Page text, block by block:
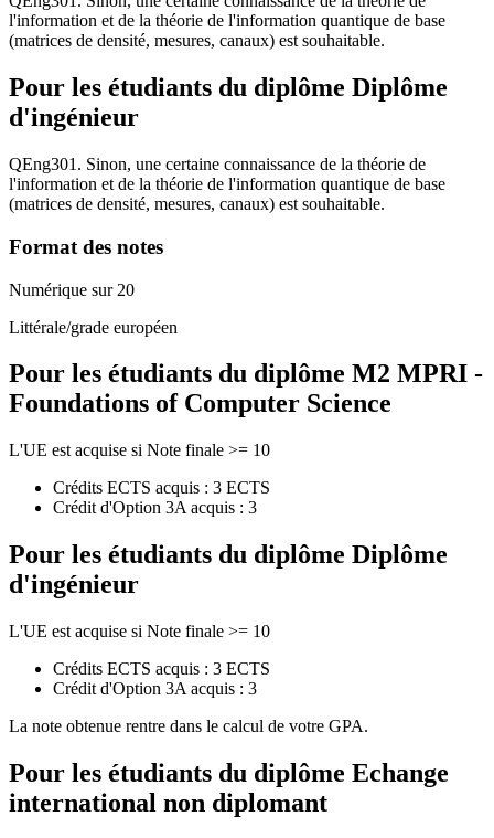
l'information et de la théorie de l'information quantique de base
(matrices de densité, mesures, canaux) est souhaitable.
Pour les étudiants du diplôme Diplôme
d'ingénieur
QEng301. Sinon, une certaine connaissance de la théorie de
l'information et de la théorie de l'information quantique de base
(matrices de densité, mesures, canaux) est souhaitable.
Format des notes
Numérique sur 20
Littérale/grade européen
Pour les étudiants du diplôme M2 MPRI -
Foundations of Computer Science
L'UE est acquise si Note finale >= 10
Crédits ECTS acquis : 3 ECTS
Crédit d'Option 3A acquis : 3
Pour les étudiants du diplôme Diplôme
d'ingénieur
L'UE est acquise si Note finale >= 10
Crédits ECTS acquis : 3 ECTS
Crédit d'Option 3A acquis : 3
La note obtenue rentre dans le calcul de votre GPA.
Pour les étudiants du diplôme Echange
international non diplomant